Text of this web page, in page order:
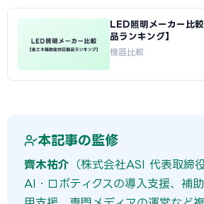
LED照明メーカー比
品ランキング】
機器比較
本記事の監修
齊木祐介 （株式会社ASI 代表取締役
AI・ロボティクスの導入支援、補